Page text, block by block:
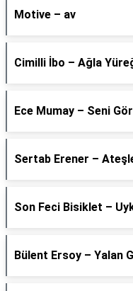
Motive – av
Cimilli İbo – Ağla
Ece Mumay – Seni
Sertab Erener –
Son Feci Bisiklet –
Bülent Ersoy – Yalan